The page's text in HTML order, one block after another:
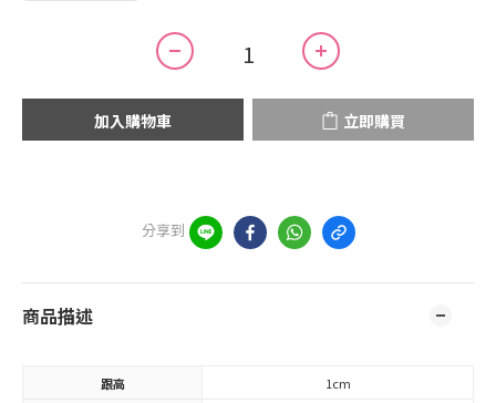
加入購物車 立即購買
分享到
商品描述
跟高
1cm